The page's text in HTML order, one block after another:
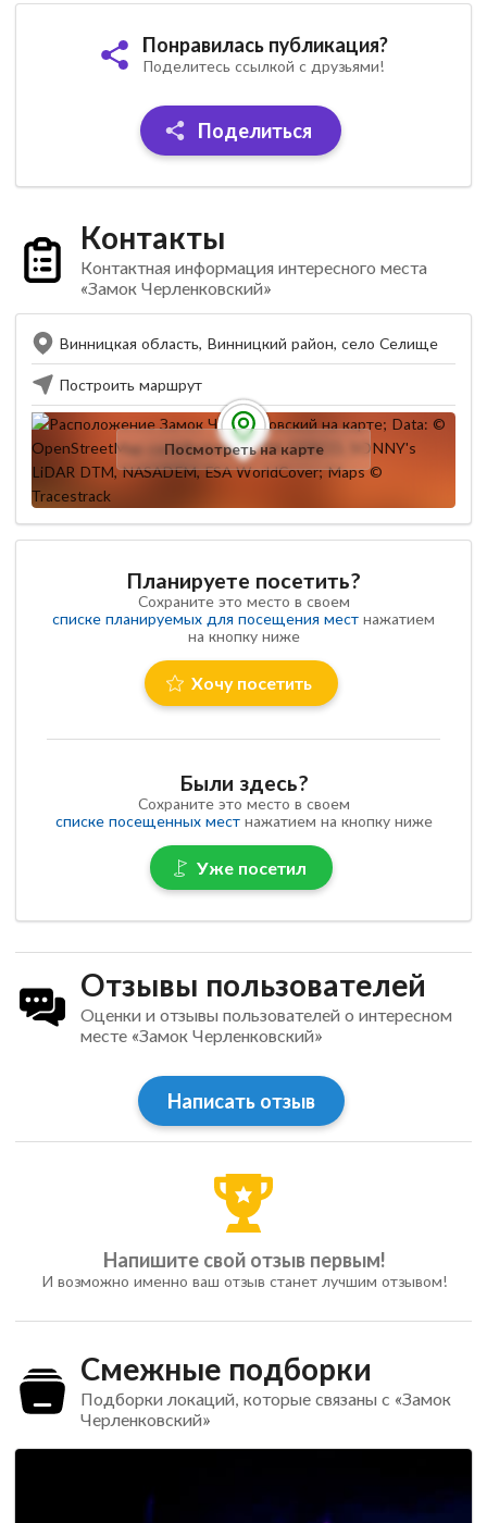
Понравилась публикация?
Поделитесь ссылкой с друзьями!
Поделиться
Контакты
Контактная информация интересного места
«Замок Черленковский»
Винницкая область, Винницкий район, село Селище
Построить маршрут
Посмотреть на карте
Планируете посетить?
Сохраните это место в своем
списке планируемых для посещения мест нажатием
на кнопку ниже
Хочу посетить
Были здесь?
Сохраните это место в своем
списке посещенных местнажатием на кнопку ниже
Уже посетил
Отзывы пользователей
Оценки и отзывы пользователей о интересном
месте «Замок Черленковский»
Написать отзыв
Напишите свой отзыв первым!
И возможно именно ваш отзыв станет лучшим отзывом!
Смежные подборки
Подборки локаций, которые связаны с «Замок
Черленковский»